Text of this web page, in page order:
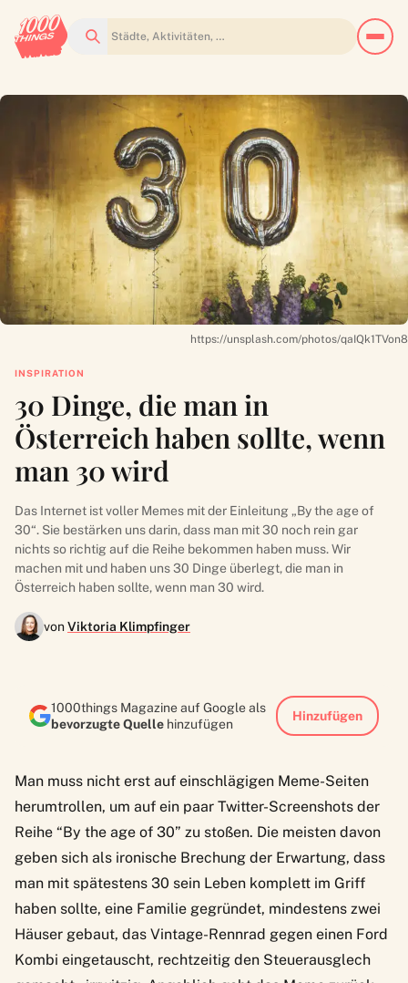
Suchen
https://unsplash.com/photos/qaIQk1TVon8
INSPIRATION
30 Dinge, die man in
Österreich haben sollte, wenn
man 30 wird
Das Internet ist voller Memes mit der Einleitung „By the age of
30“. Sie bestärken uns darin, dass man mit 30 noch rein gar
nichts so richtig auf die Reihe bekommen haben muss. Wir
machen mit und haben uns 30 Dinge überlegt, die man in
Österreich haben sollte, wenn man 30 wird.
vonViktoria Klimpfinger
1000things Magazine auf Google als
bevorzugte Quelle hinzufügen
Hinzufügen
Man muss nicht erst auf einschlägigen Meme-Seiten
herumtrollen, um auf ein paar Twitter-Screenshots der
Reihe “By the age of 30” zu stoßen. Die meisten davon
geben sich als ironische Brechung der Erwartung, dass
man mit spätestens 30 sein Leben komplett im Griff
haben sollte, eine Familie gegründet, mindestens zwei
Häuser gebaut, das Vintage-Rennrad gegen einen Ford
Kombi eingetauscht, rechtzeitig den Steuerausglech